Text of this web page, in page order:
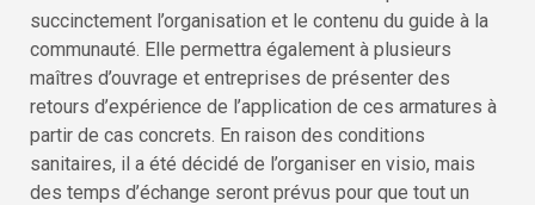
succinctement l’organisation et le contenu du guide à la
communauté. Elle permettra également à plusieurs
maîtres d’ouvrage et entreprises de présenter des
retours d’expérience de l’application de ces armatures à
partir de cas concrets. En raison des conditions
sanitaires, il a été décidé de l’organiser en visio, mais
des temps d’échange seront prévus pour que tout un